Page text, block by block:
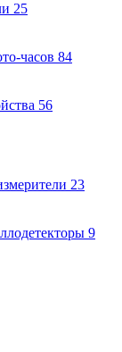
25
часов 84
56
23
9